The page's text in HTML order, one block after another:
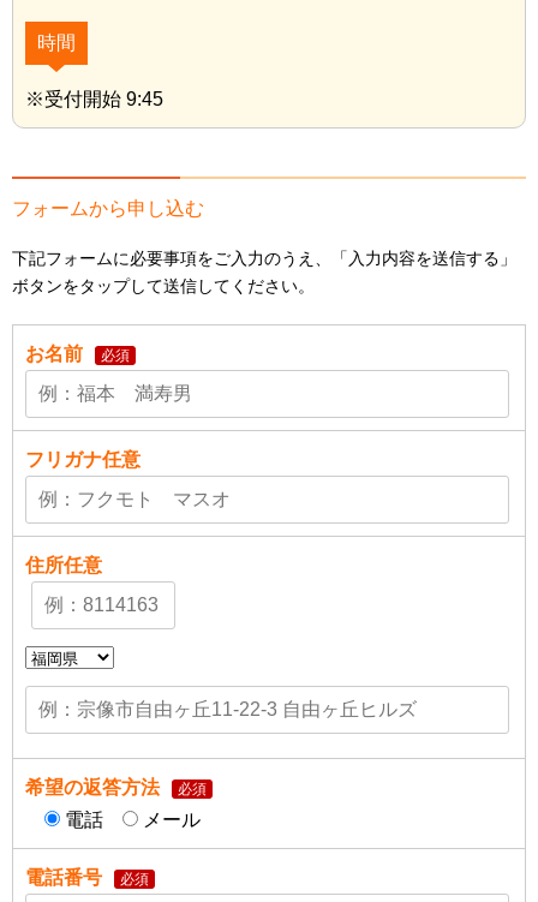
時間
※受付開始 9:45
フォームから申し込む
下記フォームに必要事項をご入力のうえ、「入力内容を送信する」
ボタンをタップして送信してください。
お名前 必須
フリガナ任意
住所任意
希望の返答方法 必須
電話 メール
電話番号 必須